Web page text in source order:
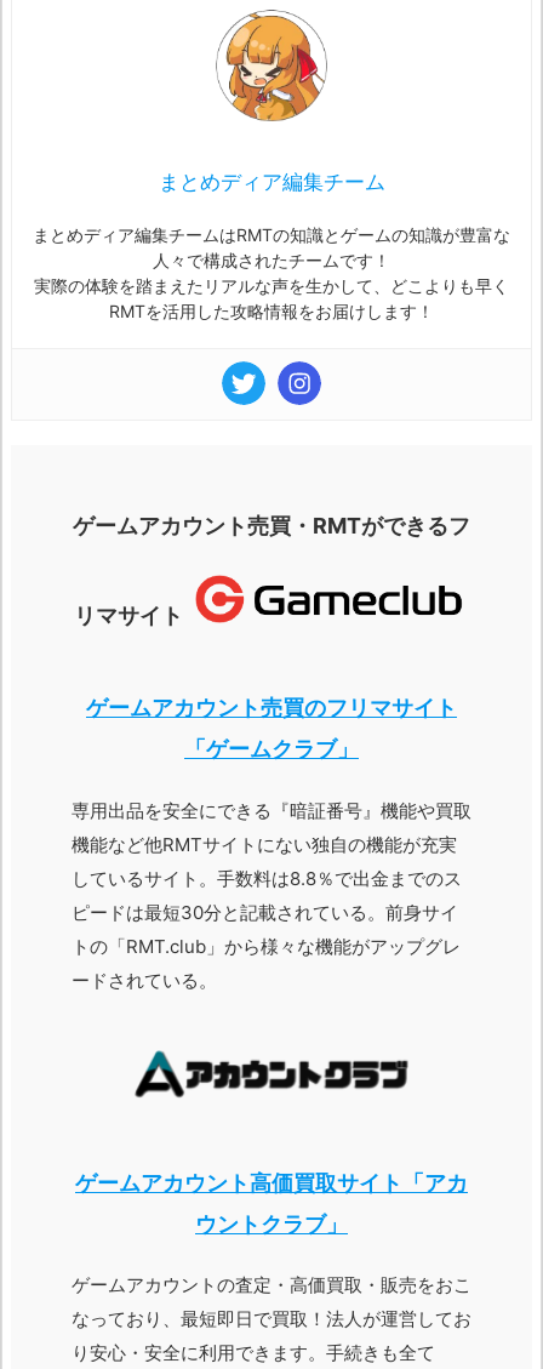
まとめディア編集チーム
まとめディア編集チームはRMTの知識とゲームの知識が豊富な
人々で構成されたチームです！
実際の体験を踏まえたリアルな声を生かして、どこよりも早く
RMTを活用した攻略情報をお届けします！
ゲームアカウント売買・RMTができるフ
リマサイト
ゲームアカウント売買のフリマサイト
「ゲームクラブ」
専用出品を安全にできる『暗証番号』機能や買取
機能など他RMTサイトにない独自の機能が充実
しているサイト。手数料は8.8％で出金までのス
ピードは最短30分と記載されている。前身サイ
トの「RMT.club」から様々な機能がアップグレ
ードされている。
ゲームアカウント高価買取サイト「アカ
ウントクラブ」
ゲームアカウントの査定・高価買取・販売をおこ
なっており、最短即日で買取！法人が運営してお
り安心・安全に利用できます。手続きも全て